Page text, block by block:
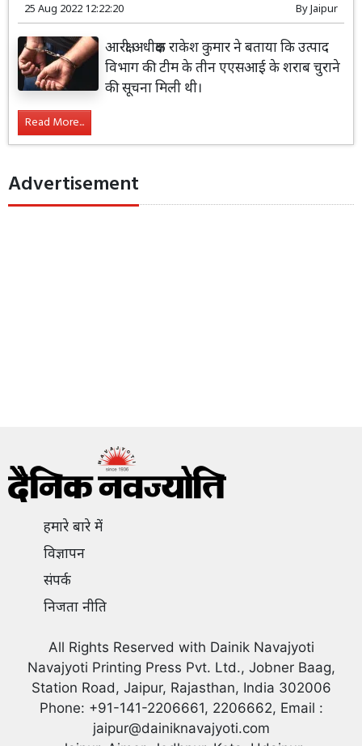
25 Aug 2022 12:22:20 ByJaipur
आरक्षी अधीक्षक राकेश कुमार ने बताया कि उत्पाद
विभाग की टीम के तीन एएसआई के शराब चुराने
की सूचना मिली थी।
Read More...
Advertisement
हमारे बारे में
विज्ञापन
संपर्क
निजता नीति
All Rights Reserved with Dainik Navajyoti
Navajyoti Printing Press Pvt. Ltd., Jobner Baag,
Station Road, Jaipur, Rajasthan, India 302006
Phone: +91-141-2206661, 2206662, Email :
jaipur@dainiknavajyoti.com